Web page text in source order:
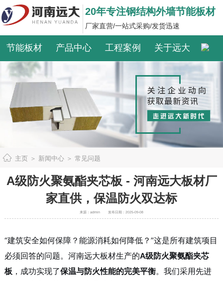
20年专注钢结构外墙节能板材
厂家直营/一站式采购/发货迅速
节能板材 产品中心 工程案例 关于远大
主页＞ 新闻中心＞ 常见问题
A级防火聚氨酯夹芯板 - 河南远大板材厂
家直供，保温防火双达标
来源：admin 发布日期：2025-09-08
“建筑安全如何保障？能源消耗如何降低？”这是所有建筑项目
必须回答的问题。河南远大板材生产的A级防火聚氨酯夹芯
板 ，成功实现了保温与防火性能的完美平衡。我们采用先进